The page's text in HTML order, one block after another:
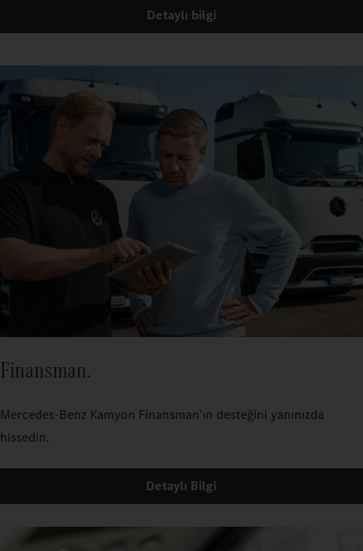
Detaylı bilgi
Finansman.
Mercedes-Benz Kamyon Finansman’ın desteğini yanınızda
hissedin.
Detaylı Bilgi